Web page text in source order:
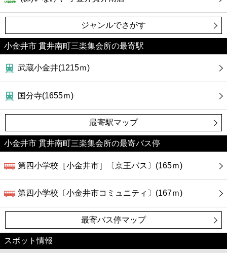
ジャンルでさがす
小金井市 貫井南町三楽集会所の最寄駅
武蔵小金井(1215ｍ)
国分寺(1655ｍ)
最寄駅マップ
小金井市 貫井南町三楽集会所の最寄バス停
第四小学校［小金井市］〔京王バス〕(165ｍ)
第四小学校〔小金井市コミュニティ〕(167ｍ)
最寄バス停マップ
スポット情報